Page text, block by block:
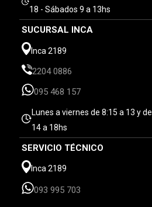
18 - Sábados 9 a 13hs
SUCURSAL INCA
Inca 2189
2204 0886
095 468 157
Lunes a viernes de 8:15 a 13 y de
14 a 18hs
SERVICIO TÉCNICO
Inca 2189
093 995 703